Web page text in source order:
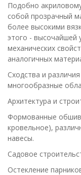
Подобно
собой прозрачный
более высокими
этого - высочайшей
механических
аналогичных
Сходства и
многообразные
Архитектура и
Формованные
кровельное),
навесы.
Садовое
Остекление